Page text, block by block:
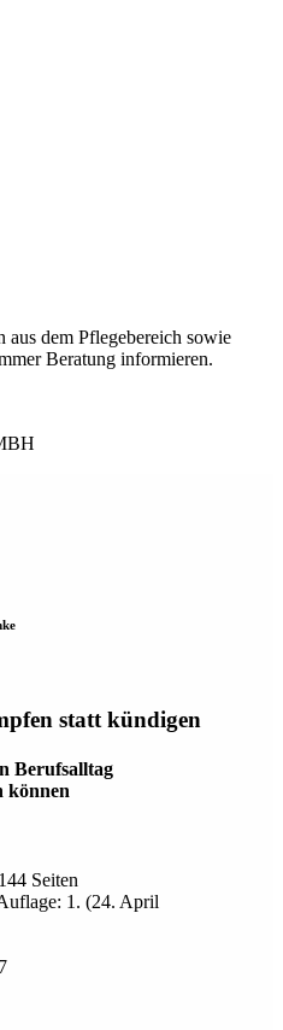
aus dem Pflegebereich sowie
Beratung informieren.
statt kündigen
Berufsalltag
können
144 Seiten
1. (24. April